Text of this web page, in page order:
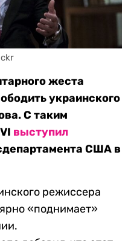
жеста
украинского
С таким
выступил
США в
режиссера
«поднимает»